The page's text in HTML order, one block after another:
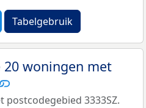
Tabelgebruik
20 woningen met
postcodegebied 3333SZ.